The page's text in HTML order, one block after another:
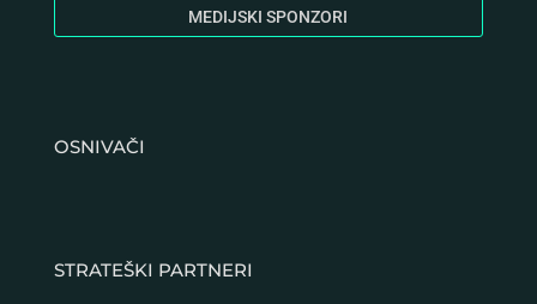
MEDIJSKI SPONZORI
OSNIVAČI
STRATEŠKI PARTNERI